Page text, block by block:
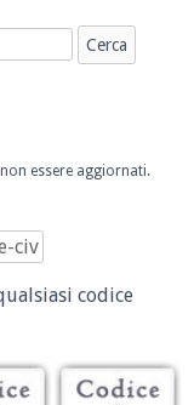
essere aggiornati.
codice